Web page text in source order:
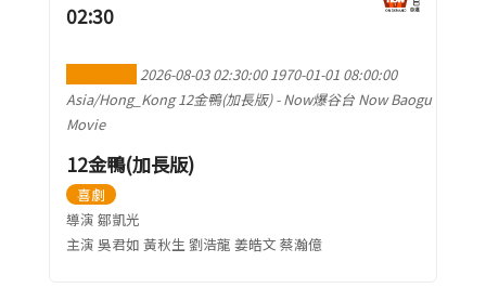
02:30
2026-08-03 02:30:00 1970-01-01 08:00:00
Asia/Hong_Kong 12金鴨(加長版) - Now爆谷台 Now Baogu
Movie
12金鴨(加長版)
喜劇
導演 鄒凱光
主演 吳君如 黃秋生 劉浩龍 姜皓文 蔡瀚億